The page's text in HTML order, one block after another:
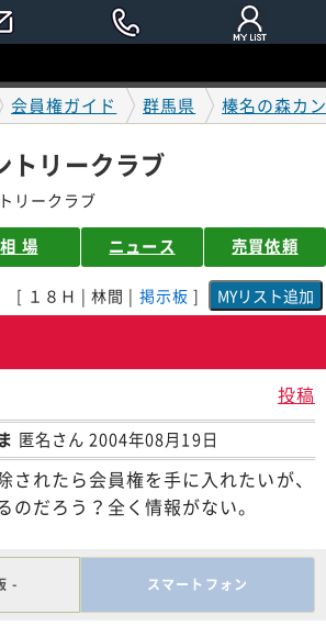
会員権ガイド 群馬県 榛名の森カ
トリークラブ
リークラブ
相 場 ニュース 売買依頼
[ １８Ｈ | 林間 | 掲示板 ]
投稿
匿名さん 2004年08月19日
されたら会員権を手に入れたいが、
のだろう？全く情報がない。
- スマートフォン